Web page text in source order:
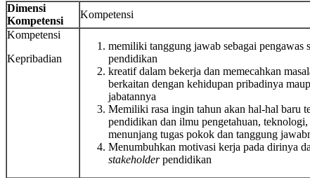
Dimensi
Kompetensi
Kompetensi
Kompetensi
Kepribadian
memiliki tanggung jawab sebagai pengawas
pendidikan
kreatif dalam bekerja dan memecahkan
berkaitan dengan kehidupan pribadinya
jabatannya
Memiliki rasa ingin tahun akan hal-hal baru
pendidikan dan ilmu pengetahuan,
menunjang tugas pokok dan tanggung
Menumbuhkan motivasi kerja pada dirinya
stakeholderpendidikan